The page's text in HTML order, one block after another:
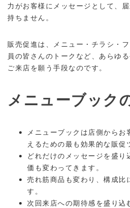
力がお客様にメッセージとして、
持ちません。
販売促進は、メニュー・チラシ・
員の皆さんのトークなど、あらゆ
ご来店を願う手段なのです。
メニューブック
メニューブックは店側から
えるための最も効果的な販促
どれだけのメッセージを盛り
価も変わってきます。
売れ筋商品も変わり、構成比
す。
次回来店への期待感を盛り込